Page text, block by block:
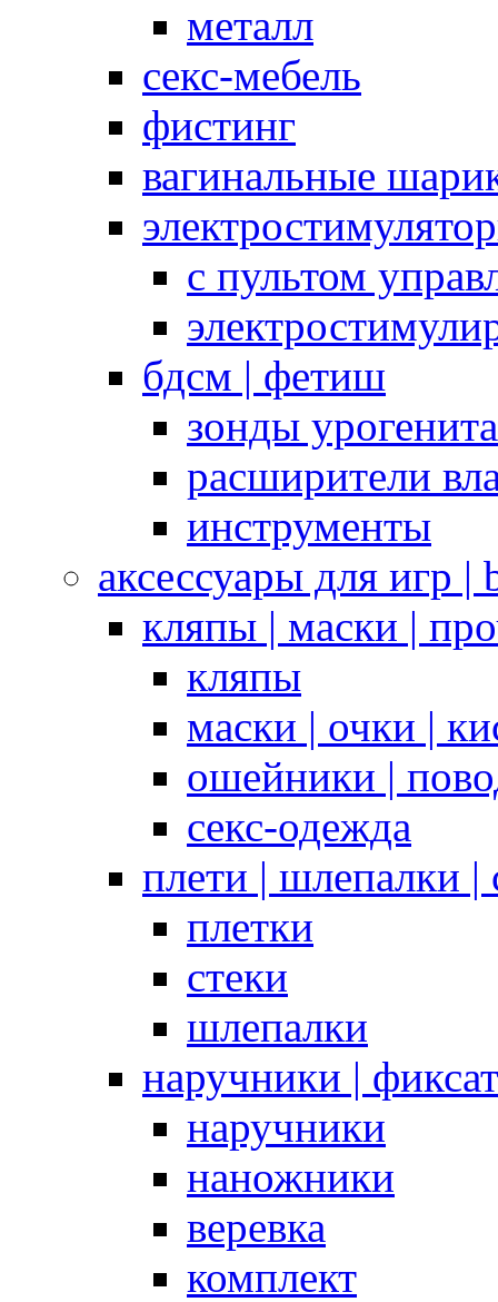
металл
секс-мебель
фистинг
вагинальные
с пультом
бдсм | фетиш
зонды
расширители
инструменты
аксессуары для игр |
кляпы | маски |
кляпы
маски | очки |
ошейники |
секс-одежда
плети | шлепалки |
плетки
стеки
шлепалки
наручники |
наручники
наножники
веревка
комплект